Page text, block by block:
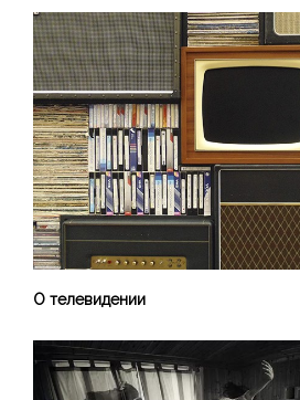
О телевидении